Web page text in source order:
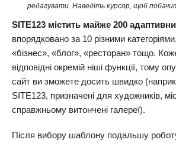
редагувати. Наведіть курсор, щоб
SITE123 містить майже 200
впорядковано за 10 різними
«бізнес», «блог», «ресторан» тощо.
відповідні окремій ніші функції, тому
сайт ви зможете досить швидко
SITE123, призначені для художників,
справжньому витончені галереї).
Після вибору шаблону подальшу